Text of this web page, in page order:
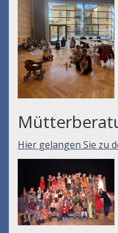
Hier gelangen Sie zu